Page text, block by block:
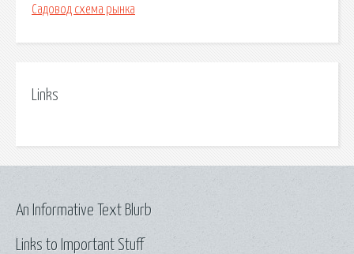
Садовод схема рынка
Links
Links to Important Stuff
An Informative Text Blurb